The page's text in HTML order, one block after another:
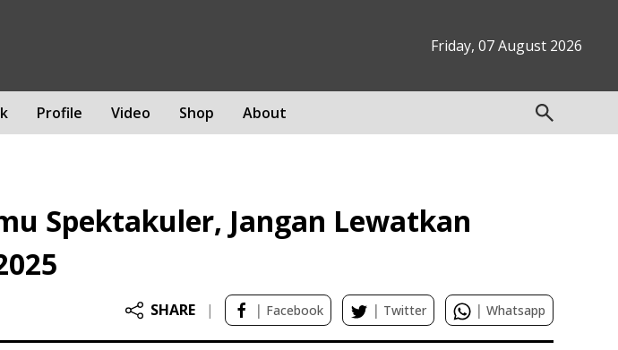
Friday, 07 August 2026
Profile Video Shop About
Spektakuler, Jangan Lewatkan
SHARE | | Facebook | Twitter | Whatsapp